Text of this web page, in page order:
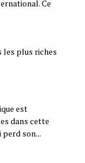
Ce
les plus riches
est
dans cette
son...